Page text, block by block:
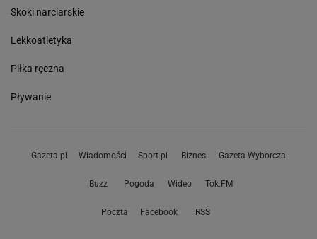
Skoki narciarskie
Lekkoatletyka
Piłka ręczna
Pływanie
Gazeta.pl Wiadomości Sport.pl Biznes Gazeta Wyborcza
Buzz Pogoda Wideo Tok.FM
Poczta Facebook RSS